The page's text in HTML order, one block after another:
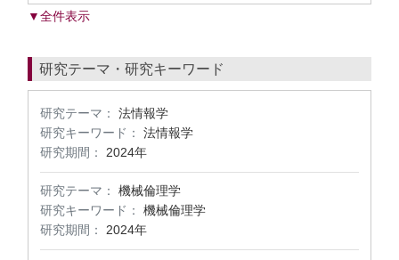
▼全件表示
研究テーマ・研究キーワード
研究テーマ：
法情報学
研究キーワード：
法情報学
研究期間：
2024年
研究テーマ：
機械倫理学
研究キーワード：
機械倫理学
研究期間：
2024年